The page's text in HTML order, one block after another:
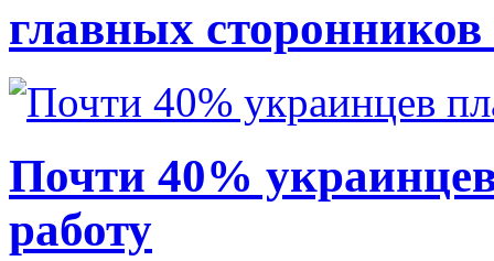
главных
Почти 40%
работу